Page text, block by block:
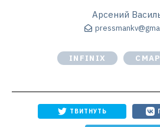
Арсений
INFINIX
ТВИТНУТЬ